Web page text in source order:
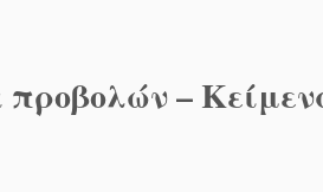
προβολών –